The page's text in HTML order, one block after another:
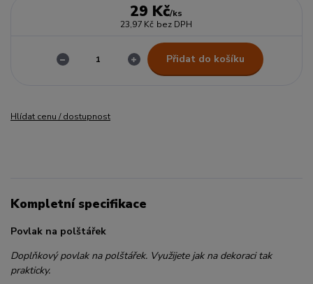
29 Kč/ks
23,97 Kč bez DPH
Přidat do košíku
Hlídat cenu / dostupnost
Kompletní specifikace
Povlak na polštářek
Doplňkový povlak na polštářek. Využijete jak na dekoraci tak
prakticky.